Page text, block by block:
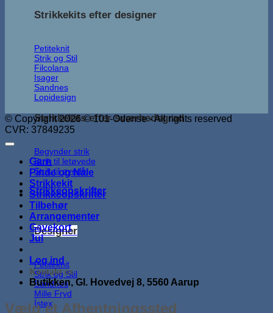
Strikkekits efter designer
Petiteknit
Strik og Stil
Filcolana
Isager
Sandnes
Lopidesign
Strikkekits efter sværhedsgrad
Begynder strik
Strik til letøvede
Strik til øvede
Strikkeopskrifter
Designer
Petiteknit
Strik og Stil
Sandnes
Mille Fryd
Ístex
© Copyright 2026 © 101-Odense - All rights reserved
CVR: 37849235
Garn
Pinde og Nåle
Strikkekit
Strikkeopskrifter
Tilbehør
Arrangementer
Gavekort
Jul
Log ind
Kontakt os
Butikken, Gl. Hovedvej 8, 5560 Aarup
Vælg et Afhentningssted